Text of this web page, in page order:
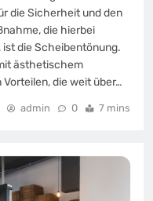
die Sicherheit und den
die hierbei
die Scheibentönung.
ästhetischem
die weit über…
admin 0 7 mins